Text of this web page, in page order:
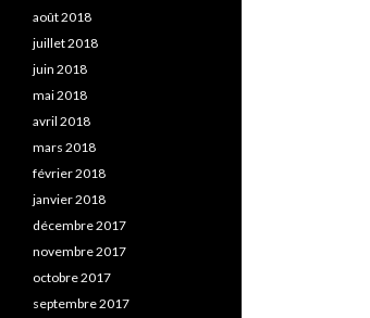
août 2018
juillet 2018
juin 2018
mai 2018
avril 2018
mars 2018
février 2018
janvier 2018
décembre 2017
novembre 2017
octobre 2017
septembre 2017